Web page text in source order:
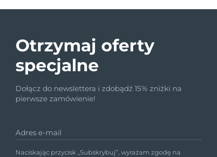
Otrzymaj oferty
specjalne
Dołącz do newslettera i zdobądź 15% zniżki na
pierwsze zamówienie!
Adres e-mail
Naciskając przycisk „Subskrybuj”, wyrażam zgodę na